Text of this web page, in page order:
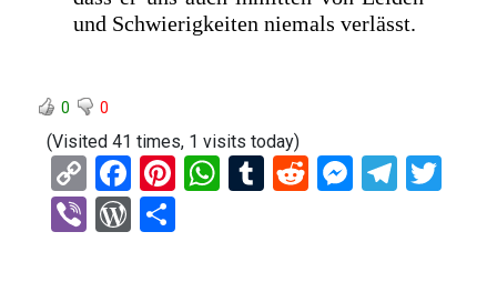
und Schwierigkeiten niemals verlässt.
0 0
(Visited 41 times, 1 visits today)
C
o
py
F
a
ce
Pi W T
R
M T
Vi W